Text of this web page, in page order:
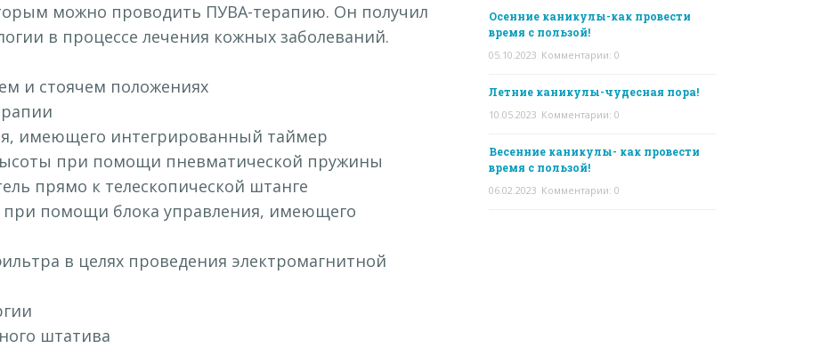
можно проводить ПУВА-терапию. Он получил
в процессе лечения кожных заболеваний.
и стоячем положениях
имеющего интегрированный таймер
при помощи пневматической пружины
прямо к телескопической штанге
помощи блока управления, имеющего
в целях проведения электромагнитной
штатива
Осенние каникулы-как провести
время с пользой!
05.10.2023 Комментарии: 0
Летние каникулы-чудесная пора!
10.05.2023 Комментарии: 0
Весенние каникулы- как провести
время с пользой!
06.02.2023 Комментарии: 0